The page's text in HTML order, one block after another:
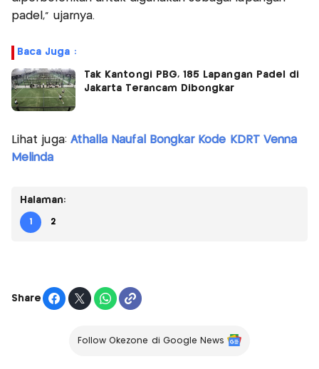
padel," ujarnya.
Baca Juga :
Tak Kantongi PBG, 185 Lapangan Padel di
Jakarta Terancam Dibongkar
Lihat juga: Athalla Naufal Bongkar Kode KDRT Venna
Melinda
Halaman:
1 2
Share
Follow Okezone di Google News